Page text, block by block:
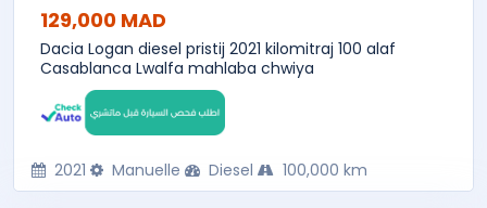
129,000 MAD
Dacia Logan diesel pristij 2021 kilomitraj 100 alaf
Casablanca Lwalfa mahlaba chwiya
2021 Manuelle Diesel 100,000 km